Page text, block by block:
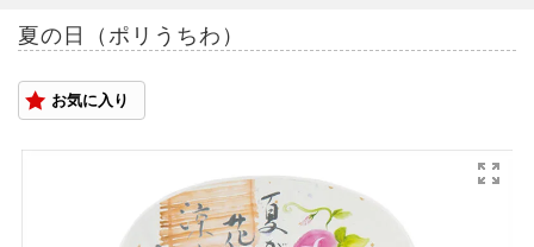
夏の日（ポリうちわ）
お気に入り